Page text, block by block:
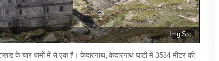
Img Src
के चार धामों में से एक है। केदारनाथ, केदारनाथ घाटी में 3584 मीटर की